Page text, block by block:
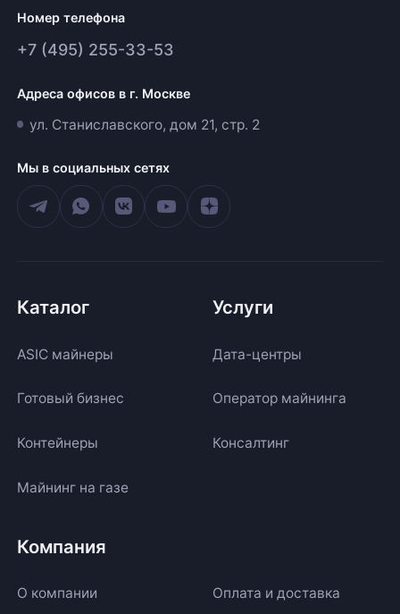
Номер телефона
+7 (495) 255-33-53
Адреса офисов в г. Москве
ул. Станиславского, дом 21, стр. 2
Мы в социальных сетях
Каталог
ASIC майнеры
Готовый бизнес
Контейнеры
Майнинг на газе
Услуги
Дата-центры
Оператор майнинга
Консалтинг
Компания
О компании Оплата и доставка